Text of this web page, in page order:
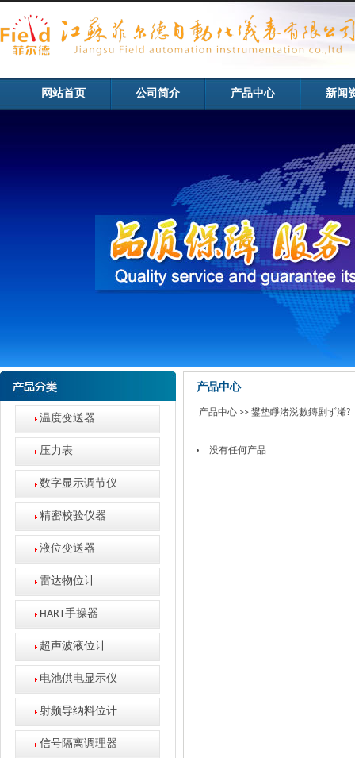
网站首页 公司简介 产品中心 新闻
温度变送器
压力表
数字显示调节仪
精密校验仪器
液位变送器
雷达物位计
HART手操器
超声波液位计
电池供电显示仪
射频导纳料位计
信号隔离调理器
产品中心
产品中心 >> 鐢垫睜渚涚數鏄剧ず浠?
没有任何产品